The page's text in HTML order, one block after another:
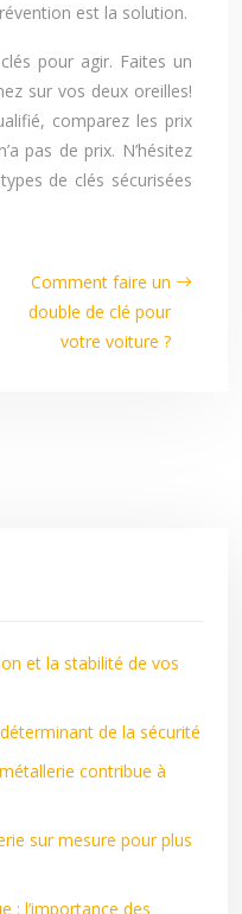
est la solution.
pour agir. Faites un
sur vos deux oreilles!
comparez les prix
pas de prix. N’hésitez
de clés sécurisées
Comment faire un
double de clé pour
votre voiture ?
et la stabilité de vos
de la sécurité
contribue à
sur mesure pour plus
: l’importance des